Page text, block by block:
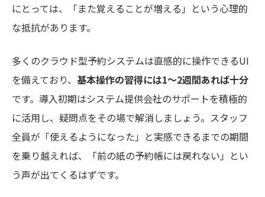
にとっては、「また覚えることが増える」という心理的
な抵抗があります。
多くのクラウド型予約システムは直感的に操作できるUI
を備えており、 基本操作の習得には1〜2週間あれば十分
です。導入初期はシステム提供会社のサポートを積極的
に活用し、疑問点をその場で解消しましょう。スタッフ
全員が「使えるようになった」と実感できるまでの期間
を乗り越えれば、「前の紙の予約帳には戻れない」とい
う声が出てくるはずです。